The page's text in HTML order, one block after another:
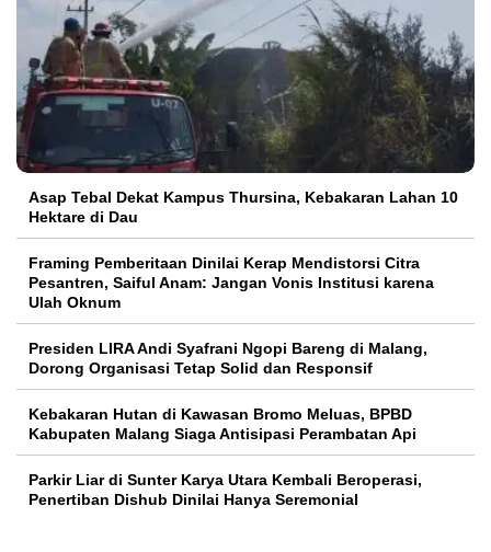
Asap Tebal Dekat Kampus Thursina, Kebakaran Lahan 10
Hektare di Dau
Framing Pemberitaan Dinilai Kerap Mendistorsi Citra
Pesantren, Saiful Anam: Jangan Vonis Institusi karena
Ulah Oknum
Presiden LIRA Andi Syafrani Ngopi Bareng di Malang,
Dorong Organisasi Tetap Solid dan Responsif
Kebakaran Hutan di Kawasan Bromo Meluas, BPBD
Kabupaten Malang Siaga Antisipasi Perambatan Api
Parkir Liar di Sunter Karya Utara Kembali Beroperasi,
Penertiban Dishub Dinilai Hanya Seremonial